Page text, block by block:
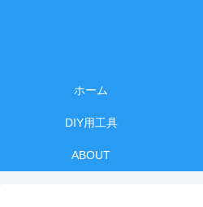
ホーム
DIY用工具
ABOUT